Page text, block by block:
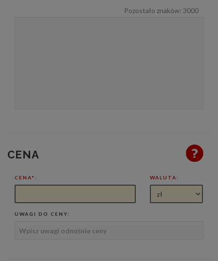
Pozostało znaków: 3000
CENA
CENA*: WALUTA:
UWAGI DO CENY: